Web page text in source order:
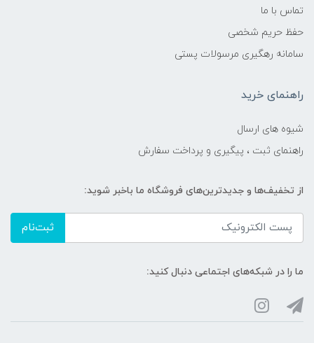
تماس با ما
حفظ حریم شخصی
سامانه رهگیری مرسولات پستی
راهنمای خرید
شیوه های ارسال
راهنمای ثبت ، پیگیری و پرداخت سفارش
از تخفیف‌ها و جدیدترین‌های فروشگاه ما باخبر شوید:
ثبت‌نام
ما را در شبکه‌های اجتماعی دنبال کنید: